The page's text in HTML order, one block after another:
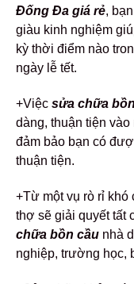
Đống Đa giá rẻ,
giàu kinh nghiệm
kỳ thời điểm nào
ngày lễ tết.
+Việc sửa chữa
dàng, thuận tiện
đảm bảo bạn có
thuận tiện.
+Từ một vụ rò rỉ khó
thợ sẽ giải quyết tất
chữa bồn cầu nhà
nghiệp, trường học,